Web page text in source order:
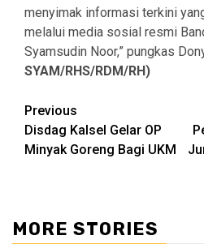
menyimak informasi terkini
melalui media sosial resmi
Syamsudin Noor,” pungkas
SYAM/RHS/RDM/RH)
Continue
Reading
Previous
Disdag Kalsel Gelar OP
Minyak Goreng Bagi UKM
MORE STORIES